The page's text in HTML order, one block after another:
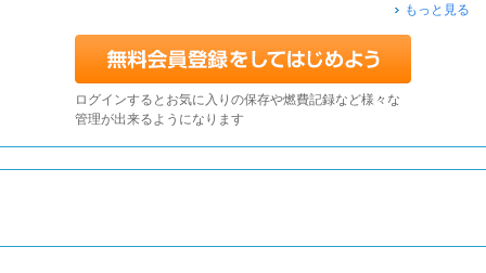
もっと見る
ログインするとお気に入りの保存や燃費記録など様々な
管理が出来るようになります